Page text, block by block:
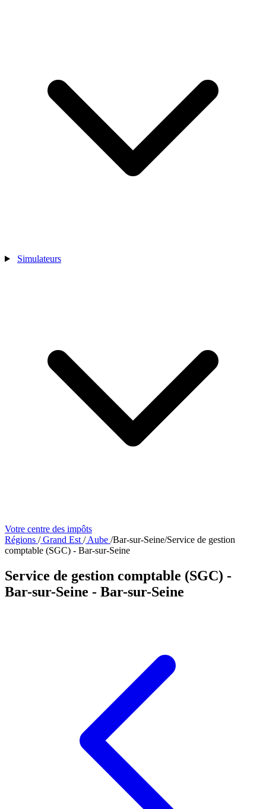
Simulateurs
Votre centre des impôts
Régions /Grand Est /Aube /Bar-sur-Seine/Service de gestion
comptable (SGC) - Bar-sur-Seine
Service de gestion comptable (SGC) -
Bar-sur-Seine - Bar-sur-Seine